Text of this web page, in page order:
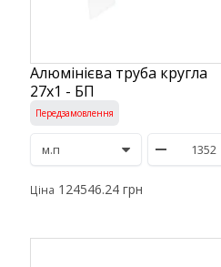
Алюмінієва труба кругла
27х1 - БП
Передзамовлення
Ціна 124546.24 грн